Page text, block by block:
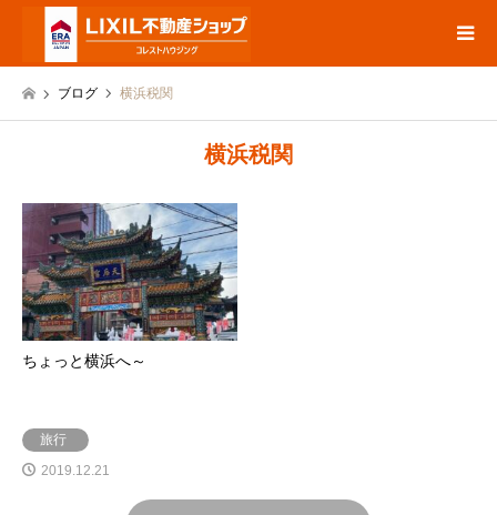
ブログ 横浜税関
横浜税関
ちょっと横浜へ～
旅行
2019.12.21